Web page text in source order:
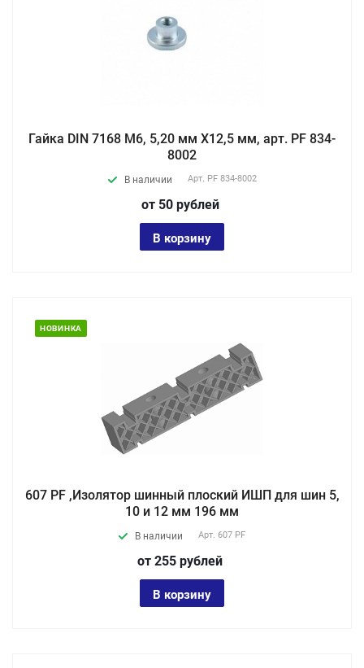
Гайка DIN 7168 М6, 5,20 мм X12,5 мм, арт. PF 834-
8002
В наличии Арт. PF 834-8002
от 50 рублей
В корзину
НОВИНКА
607 PF ,Изолятор шинный плоский ИШП для шин 5,
10 и 12 мм 196 мм
В наличии Арт. 607 PF
от 255 рублей
В корзину